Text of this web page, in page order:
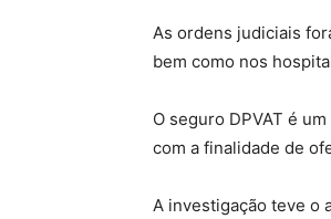
As ordens judiciais
bem como nos
O seguro DPVAT é
com a finalidade de
A investigação teve o